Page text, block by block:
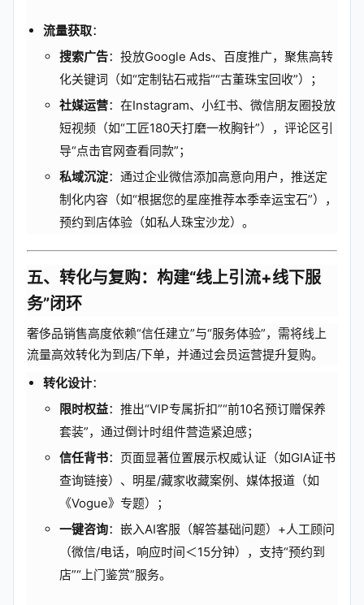
流量获取：
搜索广告：投放Google Ads、百度推广，聚焦高转
化关键词（如“定制钻石戒指”“古董珠宝回收”）；
社媒运营：在Instagram、小红书、微信朋友圈投放
短视频（如“工匠180天打磨一枚胸针”），评论区引
导“点击官网查看同款”；
私域沉淀：通过企业微信添加高意向用户，推送定
制化内容（如“根据您的星座推荐本季幸运宝石”），
预约到店体验（如私人珠宝沙龙）。
五、转化与复购：构建“线上引流+线下服
务”闭环
奢侈品销售高度依赖“信任建立”与“服务体验”，需将线上
流量高效转化为到店/下单，并通过会员运营提升复购。
转化设计：
限时权益：推出“VIP专属折扣”“前10名预订赠保养
套装”，通过倒计时组件营造紧迫感；
信任背书：页面显著位置展示权威认证（如GIA证书
查询链接）、明星/藏家收藏案例、媒体报道（如
《Vogue》专题）；
一键咨询：嵌入AI客服（解答基础问题）+人工顾问
（微信/电话，响应时间＜15分钟），支持“预约到
店”“上门鉴赏”服务。